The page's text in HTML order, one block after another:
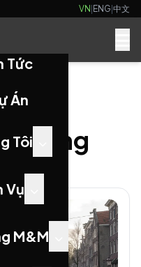
VN|ENG|中文
Tức
Án
Tôi
Vụ
M&M